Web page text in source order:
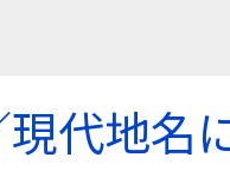
代地名